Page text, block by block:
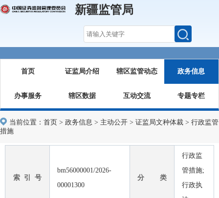
新疆监管局
首页 证监局介绍 辖区监管动态 政务信息
办事服务 辖区数据 互动交流 专题专栏
当前位置： 首页 > 政务信息 > 主动公开 > 证监局文种体裁 > 行政监管
措施
索 引 号
bm56000001/2026-
00001300
分 类
行政监
管措施;
行政执